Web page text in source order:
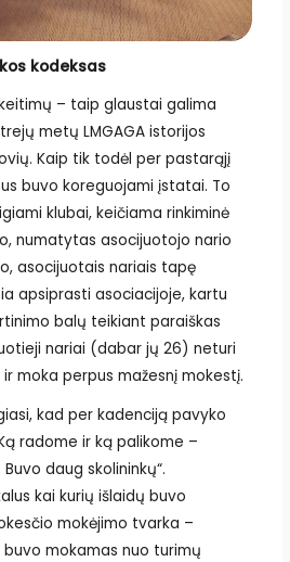
kodeksas
– taip glaustai galima
metų LMGAGA istorijos
Kaip tik todėl per pastarąjį
buvo koreguojami įstatai. To
klubai, keičiama rinkiminė
numatytas asocijuotojo nario
asocijuotais nariais tapę
apsiprasti asociacijoje, kartu
balų teikiant paraiškas
nariai (dabar jų 26) neturi
moka perpus mažesnį mokestį.
kad per kadenciją pavyko
radome ir ką palikome –
daug skolininkų“.
kai kurių išlaidų buvo
mokėjimo tvarka –
mokamas nuo turimų